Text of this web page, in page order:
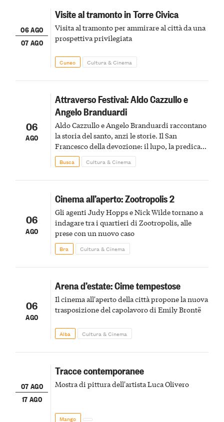
06 AGO
07 AGO
Visite al tramonto in Torre Civica
Visita al tramonto per ammirare al città da una
prospettiva privilegiata
Cuneo Cultura & Cinema
06
AGO
Attraverso Festival: Aldo Cazzullo e
Angelo Branduardi
Aldo Cazzullo e Angelo Branduardi raccontano
la storia del santo, anzi le storie. Il San
Francesco della devozione: il lupo, la predica
agli uccelli, le stimmate
Busca Cultura & Cinema
06
AGO
Cinema all’aperto: Zootropolis 2
Gli agenti Judy Hopps e Nick Wilde tornano a
indagare tra i quartieri di Zootropolis, alle
prese con un nuovo caso
Bra Cultura & Cinema
06
AGO
Arena d’estate: Cime tempestose
Il cinema all'aperto della città propone la nuova
trasposizione del capolavoro di Emily Brontë
Alba Cultura & Cinema
07 AGO
17 AGO
Tracce contemporanee
Mostra di pittura dell'artista Luca Olivero
Mango